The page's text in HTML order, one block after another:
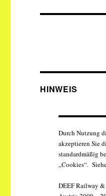
HINWEIS
Durch Nutzung
akzeptieren Sie
standardmäßig
„Cookies“.
DEEF Railway